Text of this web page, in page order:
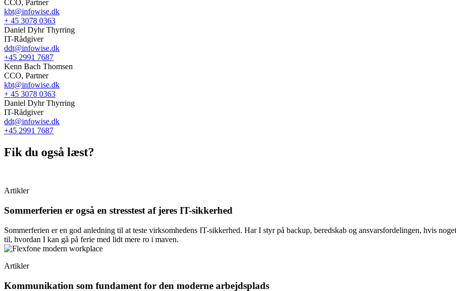
CCO, Partner
kbt@infowise.dk
+ 45 3078 0363
Daniel Dyhr Thyrring
IT-Rådgiver
ddt@infowise.dk
+45 2991 7687
Kenn Bach Thomsen
CCO, Partner
kbt@infowise.dk
+ 45 3078 0363
Daniel Dyhr Thyrring
IT-Rådgiver
ddt@infowise.dk
+45 2991 7687
Fik du også læst?
Artikler
Sommerferien er også en stresstest af jeres IT-sikkerhed
Sommerferien er en god anledning til at teste virksomhedens IT-sikkerhed. Har I styr på backup, beredskab og ansvarsfordelingen, hvis
til, hvordan I kan gå på ferie med lidt mere ro i maven.
Artikler
Kommunikation som fundament for den moderne arbejdsplads